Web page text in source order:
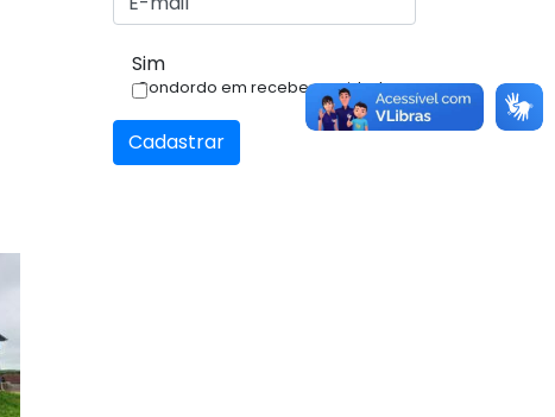
Sim
Condordo em receber novidades.
Cadastrar